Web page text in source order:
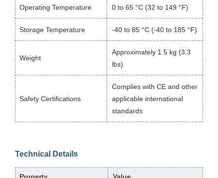
Operating Temperature 0 to 65 °C (32 to 149 °F)
Storage Temperature -40 to 85 °C (-40 to 185 °F)
Weight
Approximately 1.5 kg (3.3
lbs)
Safety Certifications
Complies with CE and other
applicable international
standards
Technical Details